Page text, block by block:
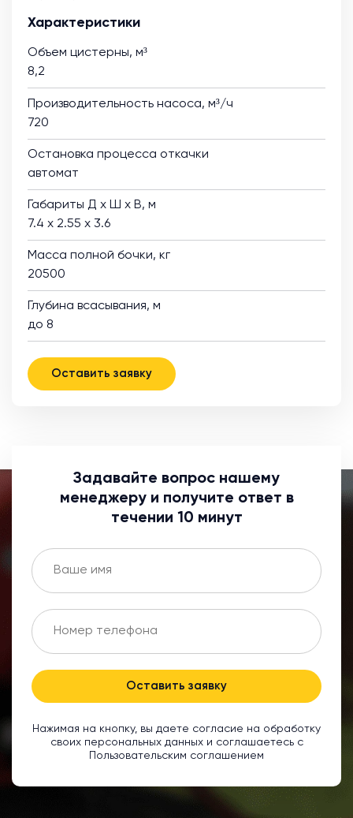
Характеристики
Объем цистерны, м³
8,2
Производительность насоса, м³/ч
720
Остановка процесса откачки
автомат
Габариты Д х Ш х В, м
7.4 х 2.55 х 3.6
Масса полной бочки, кг
20500
Глубина всасывания, м
до 8
Оставить заявку
Задавайте вопрос нашему
менеджеру и получите ответ в
течении 10 минут
Оставить заявку
Нажимая на кнопку, вы даете согласие на обработку
своих персональных данных и соглашаетесь с
Пользовательским соглашением